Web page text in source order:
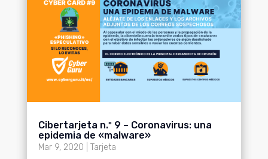
Cibertarjeta n.º 9 – Coronavirus: una
epidemia de «malware»
Mar 9, 2020
Tarjeta